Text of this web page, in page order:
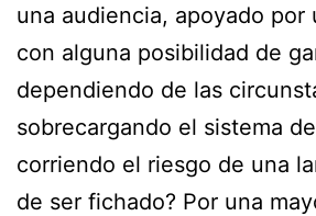
una audiencia, apoyado por
con alguna posibilidad de
dependiendo de las
sobrecargando el sistema
corriendo el riesgo de una
de ser fichado? Por una